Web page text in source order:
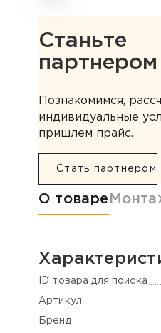
Станьте
партнером
Познакомимся,
индивидуальные
пришлем прайс.
Стать партнером
О товаре
ID товара для поиска
Артикул
Бренд